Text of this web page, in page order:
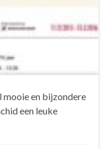
en bijzondere
een leuke